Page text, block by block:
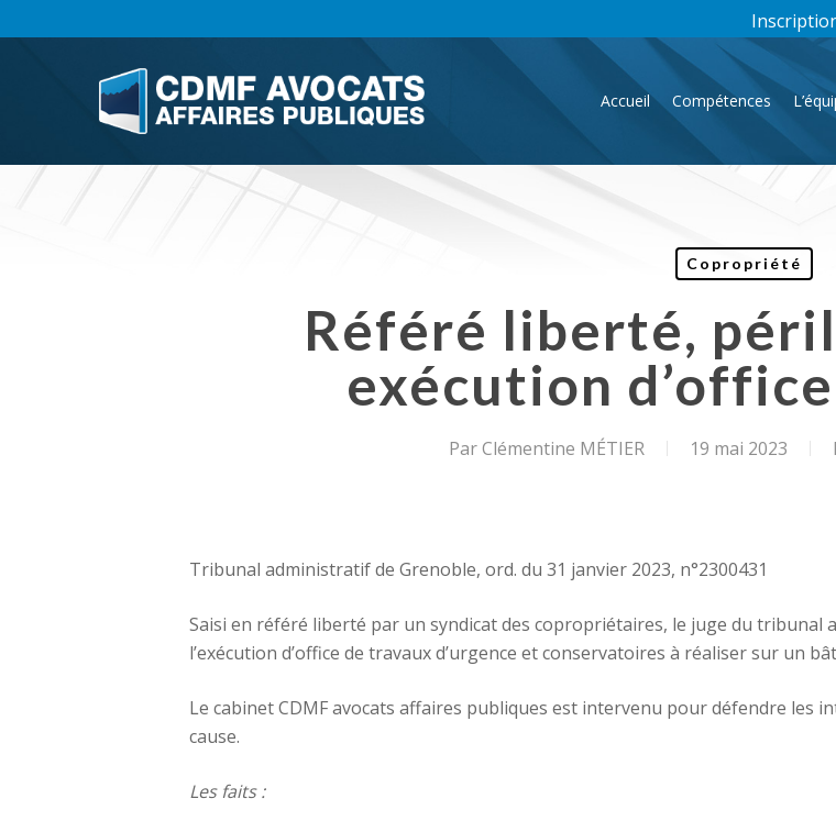
to
Accueil Compétences
Copropriété
Référé liberté,
exécution
ParClémentine MÉTIER 19 mai 2023
Tribunal administratif de Grenoble, ord. du 31 janvier 2023, n°2300431
Saisi en référé liberté par un syndicat des copropriétaires, le juge du tribunal
l’exécution d’office de travaux d’urgence et conservatoires à réaliser sur un
Le cabinet CDMF avocats affaires publiques est intervenu pour défendre les
cause.
Les faits :